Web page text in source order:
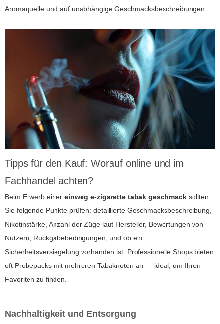
Aromaquelle und auf unabhängige Geschmacksbeschreibungen.
Tipps für den Kauf: Worauf online und im
Fachhandel achten?
Beim Erwerb einer einweg e-zigarette tabak geschmack sollten
Sie folgende Punkte prüfen: detaillierte Geschmacksbeschreibung,
Nikotinstärke, Anzahl der Züge laut Hersteller, Bewertungen von
Nutzern, Rückgabebedingungen, und ob ein
Sicherheitsversiegelung vorhanden ist. Professionelle Shops bieten
oft Probepacks mit mehreren Tabaknoten an — ideal, um Ihren
Favoriten zu finden.
Nachhaltigkeit und Entsorgung